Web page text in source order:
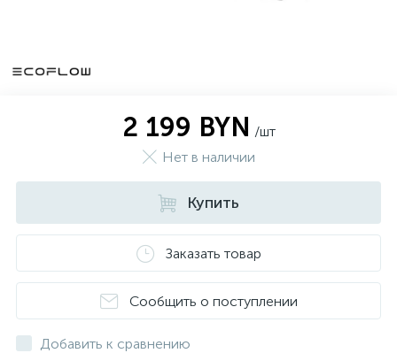
2 199 BYN /шт
Нет в наличии
Купить
Заказать товар
Сообщить о поступлении
Добавить к сравнению